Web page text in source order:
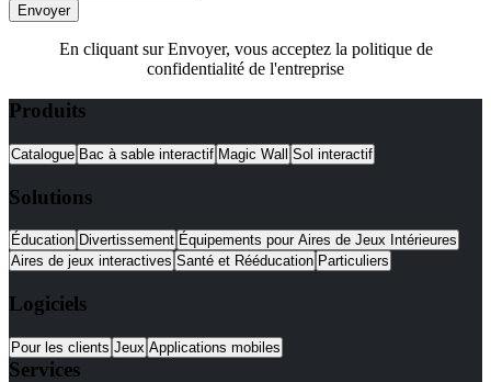
Envoyer
En cliquant sur Envoyer, vous acceptez la politique de
confidentialité de l'entreprise
Produits
Catalogue Bac à sable interactif Magic Wall Sol interactif
Solutions
Éducation Divertissement Équipements pour Aires de Jeux Intérieures
Aires de jeux interactives Santé et Rééducation Particuliers
Logiciels
Pour les clients Jeux Applications mobiles
Services